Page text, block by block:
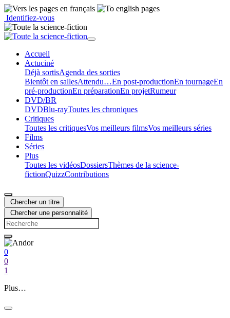
Identifiez-vous
Accueil
Actuciné
Déjà sortisAgenda des sorties
Bientôt en sallesAttendu…En post-productionEn tournageEn
pré-productionEn préparationEn projetRumeur
DVD/BR
DVDBlu-rayToutes les chroniques
Critiques
Toutes les critiquesVos meilleurs filmsVos meilleurs séries
Films
Séries
Plus
Toutes les vidéosDossiersThèmes de la science-
fictionQuizzContributions
Chercher un titre
Chercher une personnalité
0
0
1
Plus…